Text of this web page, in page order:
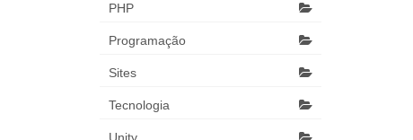
PHP
Programação
Sites
Tecnologia